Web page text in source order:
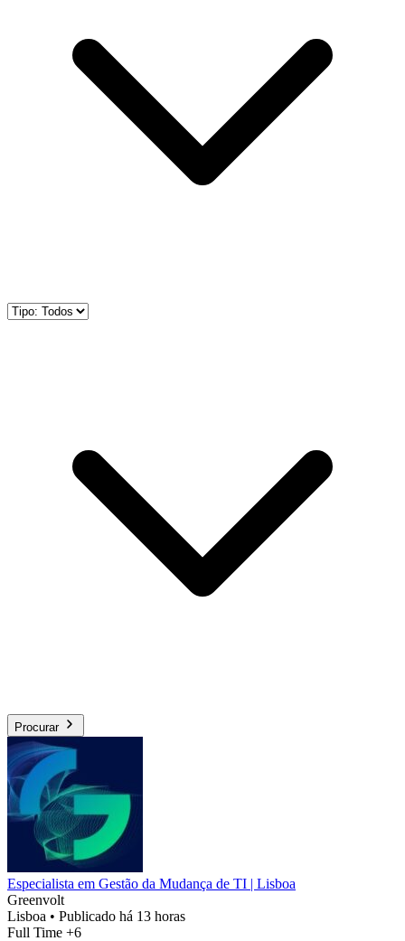
Procurar
Especialista em Gestão da Mudança de TI | Lisboa
Greenvolt
Lisboa • Publicado há 13 horas
Full Time +6